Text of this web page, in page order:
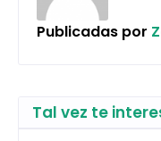
Publicadas por
Tal vez te